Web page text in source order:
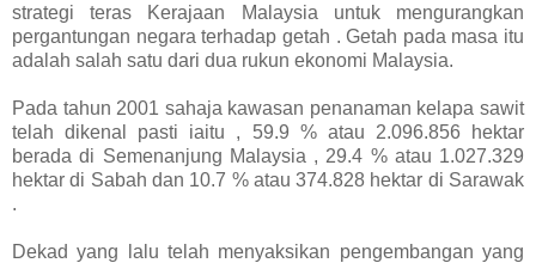
strategi teras Kerajaan Malaysia untuk mengurangkan
pergantungan negara terhadap getah . Getah pada masa itu
adalah salah satu dari dua rukun ekonomi Malaysia.
Pada tahun 2001 sahaja kawasan penanaman kelapa sawit
telah dikenal pasti iaitu , 59.9 % atau 2.096.856 hektar
berada di Semenanjung Malaysia , 29.4 % atau 1.027.329
hektar di Sabah dan 10.7 % atau 374.828 hektar di Sarawak
.
Dekad yang lalu telah menyaksikan pengembangan yang